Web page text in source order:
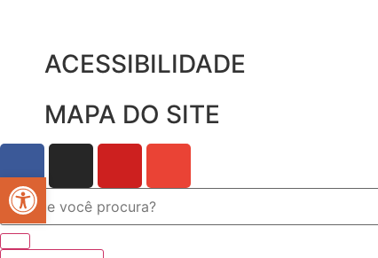
ACESSIBILIDADE
MAPA DO SITE
Abrir a barra de ferramentas